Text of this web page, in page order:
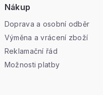
Nákup
Doprava a osobní odběr
Výměna a vrácení zboží
Reklamační řád
Možnosti platby